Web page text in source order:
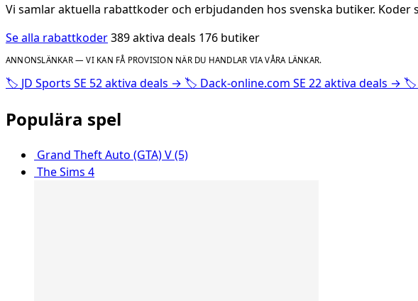
Vi samlar aktuella rabattkoder och erbjudanden hos svenska butiker.
Se alla rabattkoder389 aktiva deals 176 butiker
ANNONSLÄNKAR — VI KAN FÅ PROVISION NÄR DU HANDLAR VIA VÅRA LÄNKAR.
🏷️ JD Sports SE 52 aktiva deals → 🏷️ Dack-online.com SE 22 aktiva deals → 🏷️
Populära spel
Grand Theft Auto (GTA) V (5)
The Sims 4